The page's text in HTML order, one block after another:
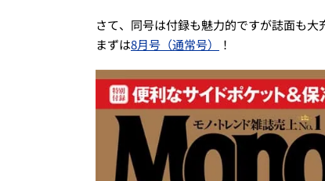
さて、同号は付録も魅力的ですが誌面も大
まずは8月号（通常号） ！